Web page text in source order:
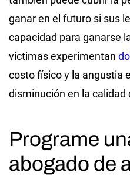
ganar en el futuro si sus
capacidad para ganarse
víctimas experimentan
costo físico y la angustia
disminución en la calidad
Programe
abogado de